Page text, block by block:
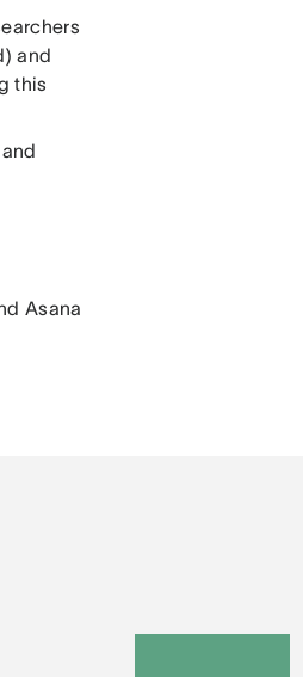
and
this
Asana